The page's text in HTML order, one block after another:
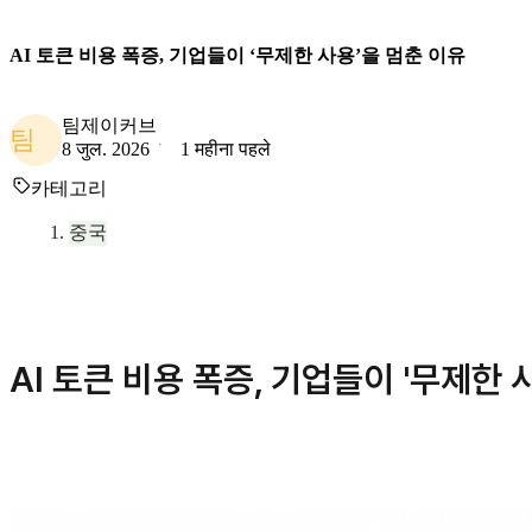
AI 토큰 비용 폭증, 기업들이 ‘무제한 사용’을 멈춘 이유
팀
팀제이커브
8 जुल. 2026
1 महीना पहले
카테고리
중국
AI 토큰 비용 폭증, 기업들이 '무제한